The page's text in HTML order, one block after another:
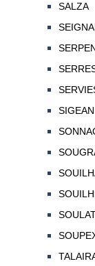
SALZA
SIGEAN